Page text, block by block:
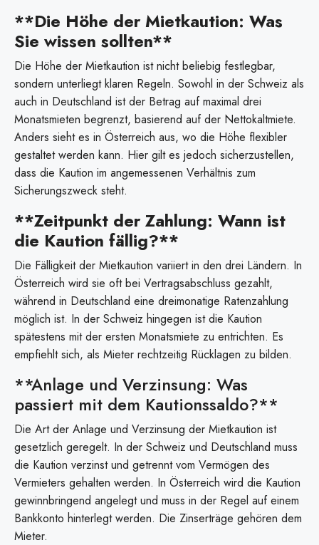
**Die Höhe der Mietkaution: Was
Sie wissen sollten**
Die Höhe der Mietkaution ist nicht beliebig festlegbar,
sondern unterliegt klaren Regeln. Sowohl in der Schweiz als
auch in Deutschland ist der Betrag auf maximal drei
Monatsmieten begrenzt, basierend auf der Nettokaltmiete.
Anders sieht es in Österreich aus, wo die Höhe flexibler
gestaltet werden kann. Hier gilt es jedoch sicherzustellen,
dass die Kaution im angemessenen Verhältnis zum
Sicherungszweck steht.
**Zeitpunkt der Zahlung: Wann ist
die Kaution fällig?**
Die Fälligkeit der Mietkaution variiert in den drei Ländern. In
Österreich wird sie oft bei Vertragsabschluss gezahlt,
während in Deutschland eine dreimonatige Ratenzahlung
möglich ist. In der Schweiz hingegen ist die Kaution
spätestens mit der ersten Monatsmiete zu entrichten. Es
empfiehlt sich, als Mieter rechtzeitig Rücklagen zu bilden.
**Anlage und Verzinsung: Was
passiert mit dem Kautionssaldo?**
Die Art der Anlage und Verzinsung der Mietkaution ist
gesetzlich geregelt. In der Schweiz und Deutschland muss
die Kaution verzinst und getrennt vom Vermögen des
Vermieters gehalten werden. In Österreich wird die Kaution
gewinnbringend angelegt und muss in der Regel auf einem
Bankkonto hinterlegt werden. Die Zinserträge gehören dem
Mieter.